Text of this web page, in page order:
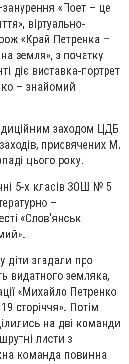
«Поет – це
віртуально-
«Край Петренка –
земля», з початку
діє виставка-портрет
– знайомий
заходом ЦДБ
присвячених М.
цього року.
5-х класів ЗОШ № 5
–
«Слов’янськ
діти згадали про
видатного земляка,
«Михайло Петренко
сторіччя». Потім
на дві команди
листи з
команда повинна